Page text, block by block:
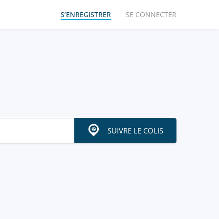
S’ENREGISTRER SE CONNECTER
SUIVRE LE COLIS